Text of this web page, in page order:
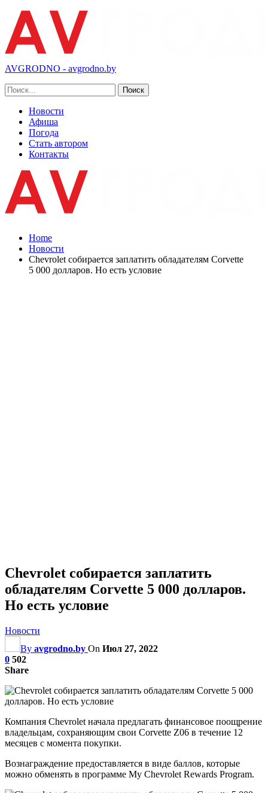
AVGRODNO - avgrodno.by
Новости
Афиша
Погода
Стать автором
Контакты
Home
Новости
Chevrolet собирается заплатить обладателям Corvette
5 000 долларов. Но есть условие
Chevrolet собирается заплатить
обладателям Corvette 5 000 долларов.
Но есть условие
Новости
By avgrodno.by On Июл 27, 2022
0 502
Share
Компания Chevrolet начала предлагать финансовое поощрение
владельцам, сохраняющим свои Corvette Z06 в течение 12
месяцев с момента покупки.
Вознаграждение предоставляется в виде баллов, которые
можно обменять в программе My Chevrolet Rewards Program.